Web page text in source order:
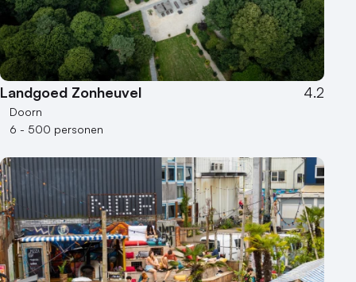
Landgoed Zonheuvel 4.2
Doorn
6 - 500 personen